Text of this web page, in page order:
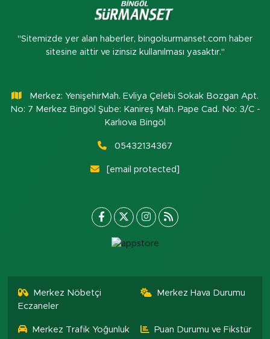
"Sitemizde yer alan haberler, bingolsurmanset.com haber
sitesine aittir ve izinsiz kullanılması yasaktır."
Merkez: YenişehirMah. Evliya Çelebi Sokak Bozgan Apt.
No: 7 Merkez Bingöl Şube: Kanireş Mah. Pape Cad. No: 3/C -
Karlıova Bingöl
05432134367
[email protected]
Merkez Nöbetçi
Eczaneler
Merkez Hava Durumu
Merkez Trafik Yoğunluk
Puan Durumu ve Fikstür